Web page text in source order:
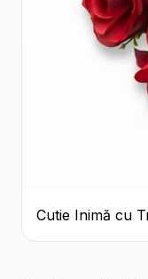
Cutie Inimă cu
Raffaello